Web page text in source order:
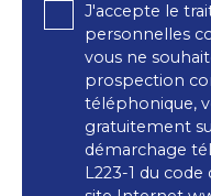
J'accepte le
personnelles
vous ne
prospection
téléphonique,
gratuitement
démarchage
L223-1 du